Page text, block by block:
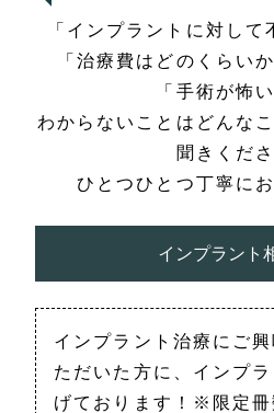
「インプラントに対して
「治療費はどのくらい
「手術が怖
わからないことはどんな
聞きくださ
ひとつひとつ丁寧に
インプラント
インプラント治療にご
ただいた方に、インプ
げております！※限定冊